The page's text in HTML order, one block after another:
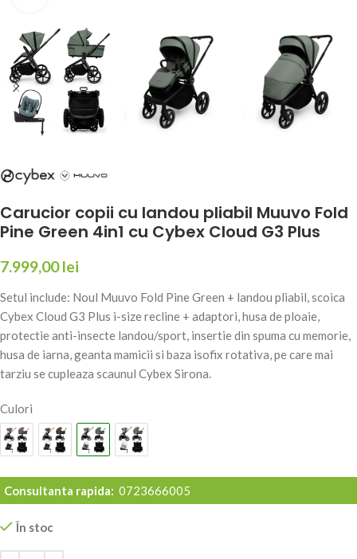
Carucior copii cu landou pliabil Muuvo Fold
Pine Green 4in1 cu Cybex Cloud G3 Plus
7.999,00lei
Setul include: Noul Muuvo Fold Pine Green + landou pliabil, scoica
Cybex Cloud G3 Plus i-size recline + adaptori, husa de ploaie,
protectie anti-insecte landou/sport, insertie din spuma cu memorie,
husa de iarna, geanta mamicii si baza isofix rotativa, pe care mai
tarziu se cupleaza scaunul Cybex Sirona.
Culori
Consultanta rapida: 0723666005
În stoc